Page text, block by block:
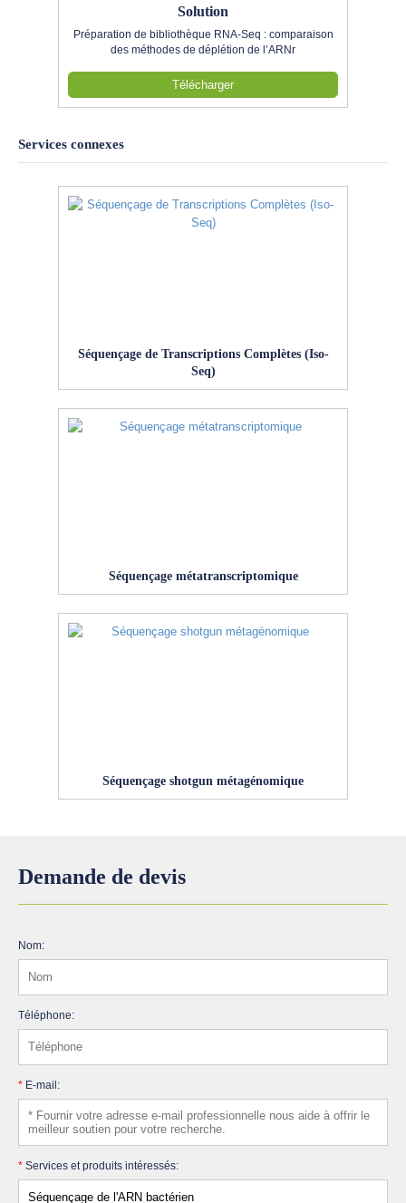
Solution
Préparation de bibliothèque RNA-Seq : comparaison
des méthodes de déplétion de l’ARNr
Télécharger
Services connexes
Séquençage de Transcriptions Complètes (Iso-
Seq)
Séquençage métatranscriptomique
Séquençage shotgun métagénomique
Demande de devis
Nom:
Téléphone:
* E-mail:
* Services et produits intéressés: